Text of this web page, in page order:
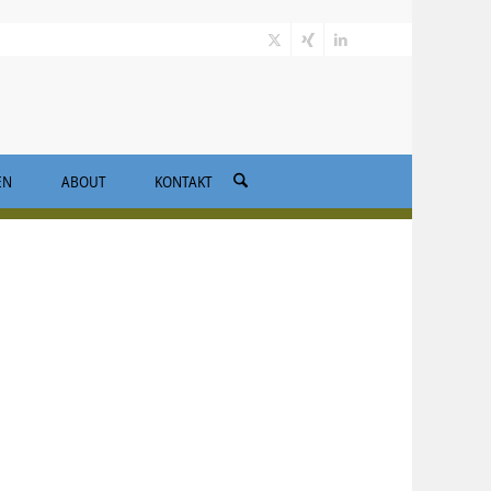
ABOUT KONTAKT